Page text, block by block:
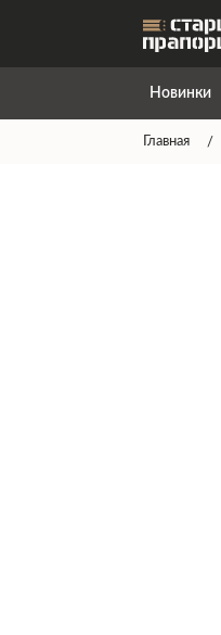
Новинки
Главная